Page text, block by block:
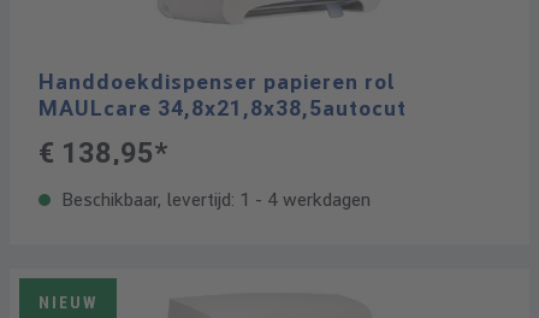
Handdoekdispenser papieren rol
MAULcare 34,8x21,8x38,5autocut
€ 138,95*
Beschikbaar, levertijd: 1 - 4 werkdagen
NIEUW